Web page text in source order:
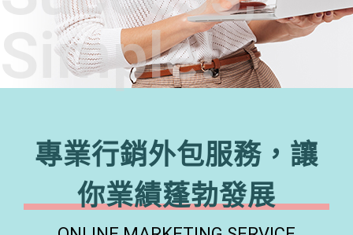
Simple!
專業行銷外包服務，讓
你業績蓬勃發展